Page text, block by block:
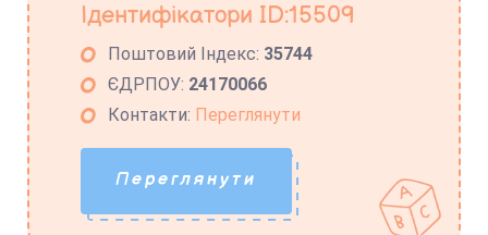
Ідентифікатори ID:15509
Поштовий Індекс: 35744
ЄДРПОУ: 24170066
Контакти: Переглянути
Переглянути